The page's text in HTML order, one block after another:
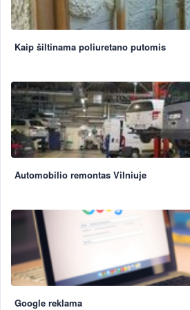
Kaip šiltinama poliuretano putomis
Automobilio remontas Vilniuje
Google reklama